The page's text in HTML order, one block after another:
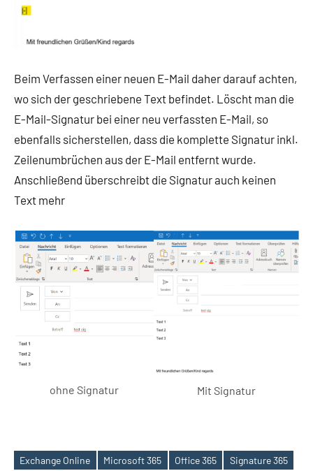
Beim Verfassen einer neuen E-Mail daher darauf achten,
wo sich der geschriebene Text befindet. Löscht man die
E-Mail-Signatur bei einer neu verfassten E-Mail, so
ebenfalls sicherstellen, dass die komplette Signatur inkl.
Zeilenumbrüchen aus der E-Mail entfernt wurde.
Anschließend überschreibt die Signatur auch keinen
Text mehr
ohne Signatur Mit Signatur
Exchange Online Microsoft 365 Office 365
Signature 365